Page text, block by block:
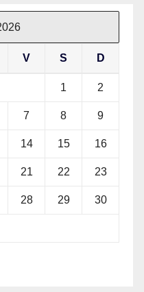
V S D
1 2
7 8 9
14 15 16
21 22 23
28 29 30